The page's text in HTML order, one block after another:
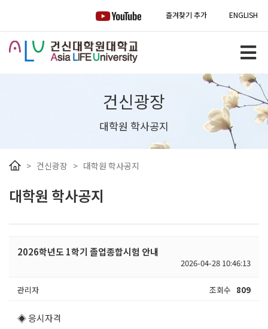
즐겨찾기 추가 ENGLISH
건신광장
대학원 학사공지
> 건신광장 > 대학원 학사공지
대학원 학사공지
2026학년도 1학기 졸업종합시험 안내
2026-04-28 10:46:13
관리자 조회수 809
◈ 응시자격